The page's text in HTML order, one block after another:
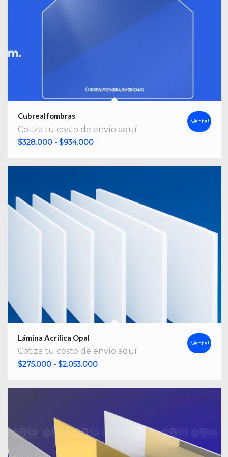
Cubrealfombras
Cotiza tu costo de envío aquí
$328.000 - $934.000Rango
precios:
$328.000
hasta
$934.000
¡Venta!
Lámina Acrílica Opal
Cotiza tu costo de envío aquí
$275.000 - $2.053.000Rango
precios:
$275.000
hasta
$2.053.000
¡Venta!